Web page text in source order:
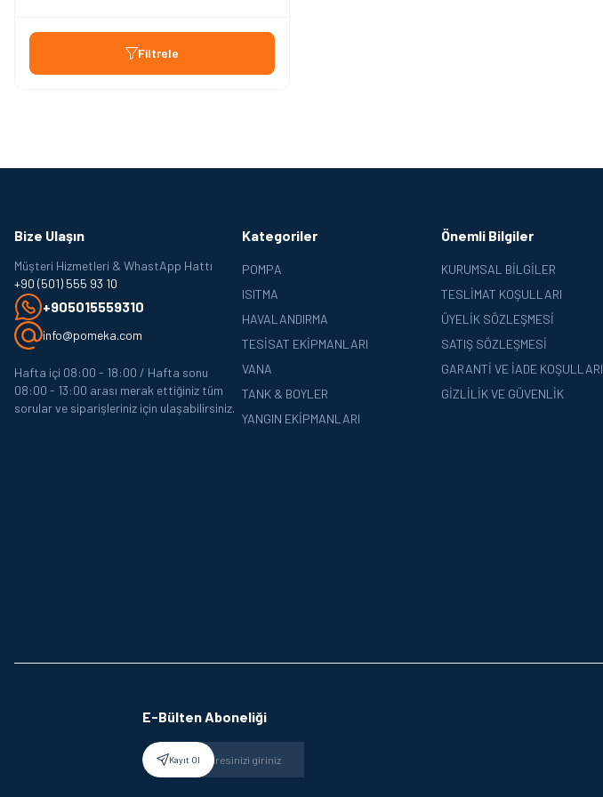
Filtrele
Bize Ulaşın
Müşteri Hizmetleri & WhastApp Hattı
+90 (501) 555 93 10
+905015559310
info@pomeka.com
Hafta içi 08:00 - 18:00 / Hafta sonu
08:00 - 13:00 arası merak ettiğiniz tüm
sorular ve siparişleriniz için ulaşabilirsiniz.
Kategoriler
POMPA
ISITMA
HAVALANDIRMA
TESISAT EKIPMANLARI
VANA
TANK & BOYLER
YANGIN EKIPMANLARI
Önemli Bilgiler
KURUMSAL BILGILER
TESLIMAT KOŞULLARI
ÜYELIK SÖZLEŞMESI
SATIŞ SÖZLEŞMESI
GARANTI VE İADE KOŞULLARI
GIZLILIK VE GÜVENLIK
E-Bülten Aboneliği
Kayıt Ol